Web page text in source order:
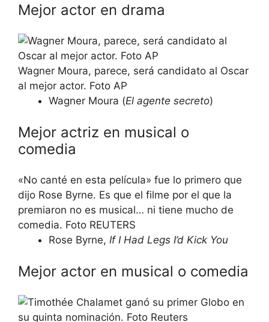
Mejor actor en drama
Wagner Moura, parece, será candidato al Oscar
al mejor actor. Foto AP
Wagner Moura (El agente secreto)
Mejor actriz en musical o
comedia
«No canté en esta película» fue lo primero que
dijo Rose Byrne. Es que el filme por el que la
premiaron no es musical… ni tiene mucho de
comedia. Foto REUTERS
Rose Byrne, If I Had Legs I’d Kick You
Mejor actor en musical o comedia